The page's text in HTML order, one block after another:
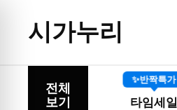
시가누리
전체
보기
✨반짝특가
타임세일